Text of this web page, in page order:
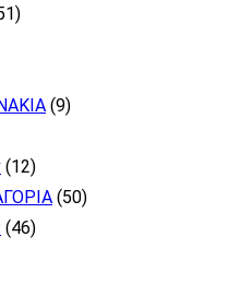
(9)
(12)
(50)
(46)